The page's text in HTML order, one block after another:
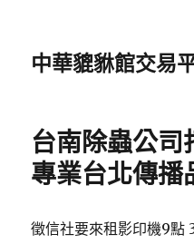
中華貔貅館交易
台南除蟲公司
專業台北傳播
徵信社要來租影印機9點